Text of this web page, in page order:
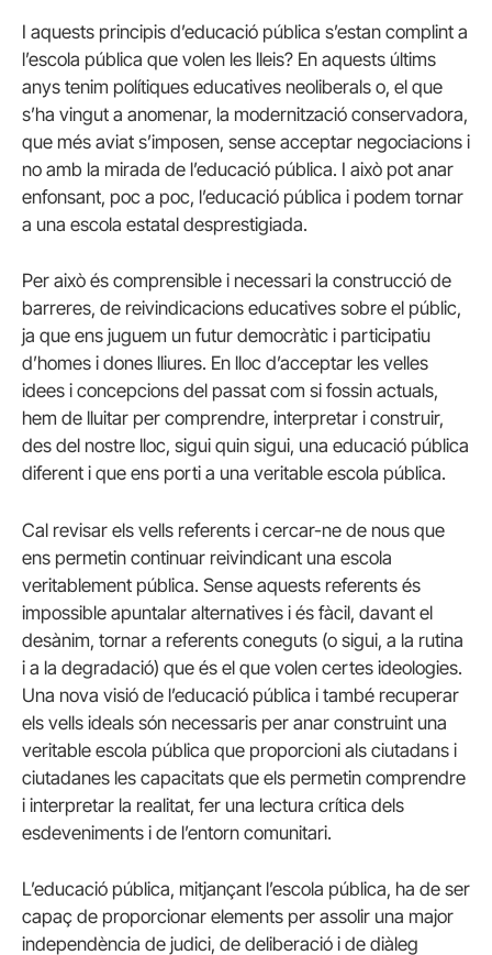
I aquests principis d’educació pública s’estan complint a
l’escola pública que volen les lleis? En aquests últims
anys tenim polítiques educatives neoliberals o, el que
s’ha vingut a anomenar, la modernització conservadora,
que més aviat s’imposen, sense acceptar negociacions i
no amb la mirada de l’educació pública. I això pot anar
enfonsant, poc a poc, l’educació pública i podem tornar
a una escola estatal desprestigiada.
Per això és comprensible i necessari la construcció de
barreres, de reivindicacions educatives sobre el públic,
ja que ens juguem un futur democràtic i participatiu
d’homes i dones lliures. En lloc d’acceptar les velles
idees i concepcions del passat com si fossin actuals,
hem de lluitar per comprendre, interpretar i construir,
des del nostre lloc, sigui quin sigui, una educació pública
diferent i que ens porti a una veritable escola pública.
Cal revisar els vells referents i cercar-ne de nous que
ens permetin continuar reivindicant una escola
veritablement pública. Sense aquests referents és
impossible apuntalar alternatives i és fàcil, davant el
desànim, tornar a referents coneguts (o sigui, a la rutina
i a la degradació) que és el que volen certes ideologies.
Una nova visió de l’educació pública i també recuperar
els vells ideals són necessaris per anar construint una
veritable escola pública que proporcioni als ciutadans i
ciutadanes les capacitats que els permetin comprendre
i interpretar la realitat, fer una lectura crítica dels
esdeveniments i de l’entorn comunitari.
L’educació pública, mitjançant l’escola pública, ha de ser
capaç de proporcionar elements per assolir una major
independència de judici, de deliberació i de diàleg